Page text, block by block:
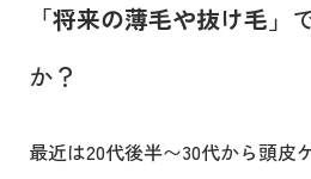
「将来の薄毛や抜け毛」
か？
最近は20代後半〜30代から頭皮